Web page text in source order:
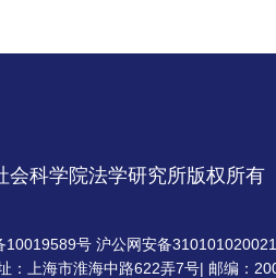
会科学院法学研究所版权所有
10019589号 沪公网安备
：上海市淮海中路622弄7号| 邮编：